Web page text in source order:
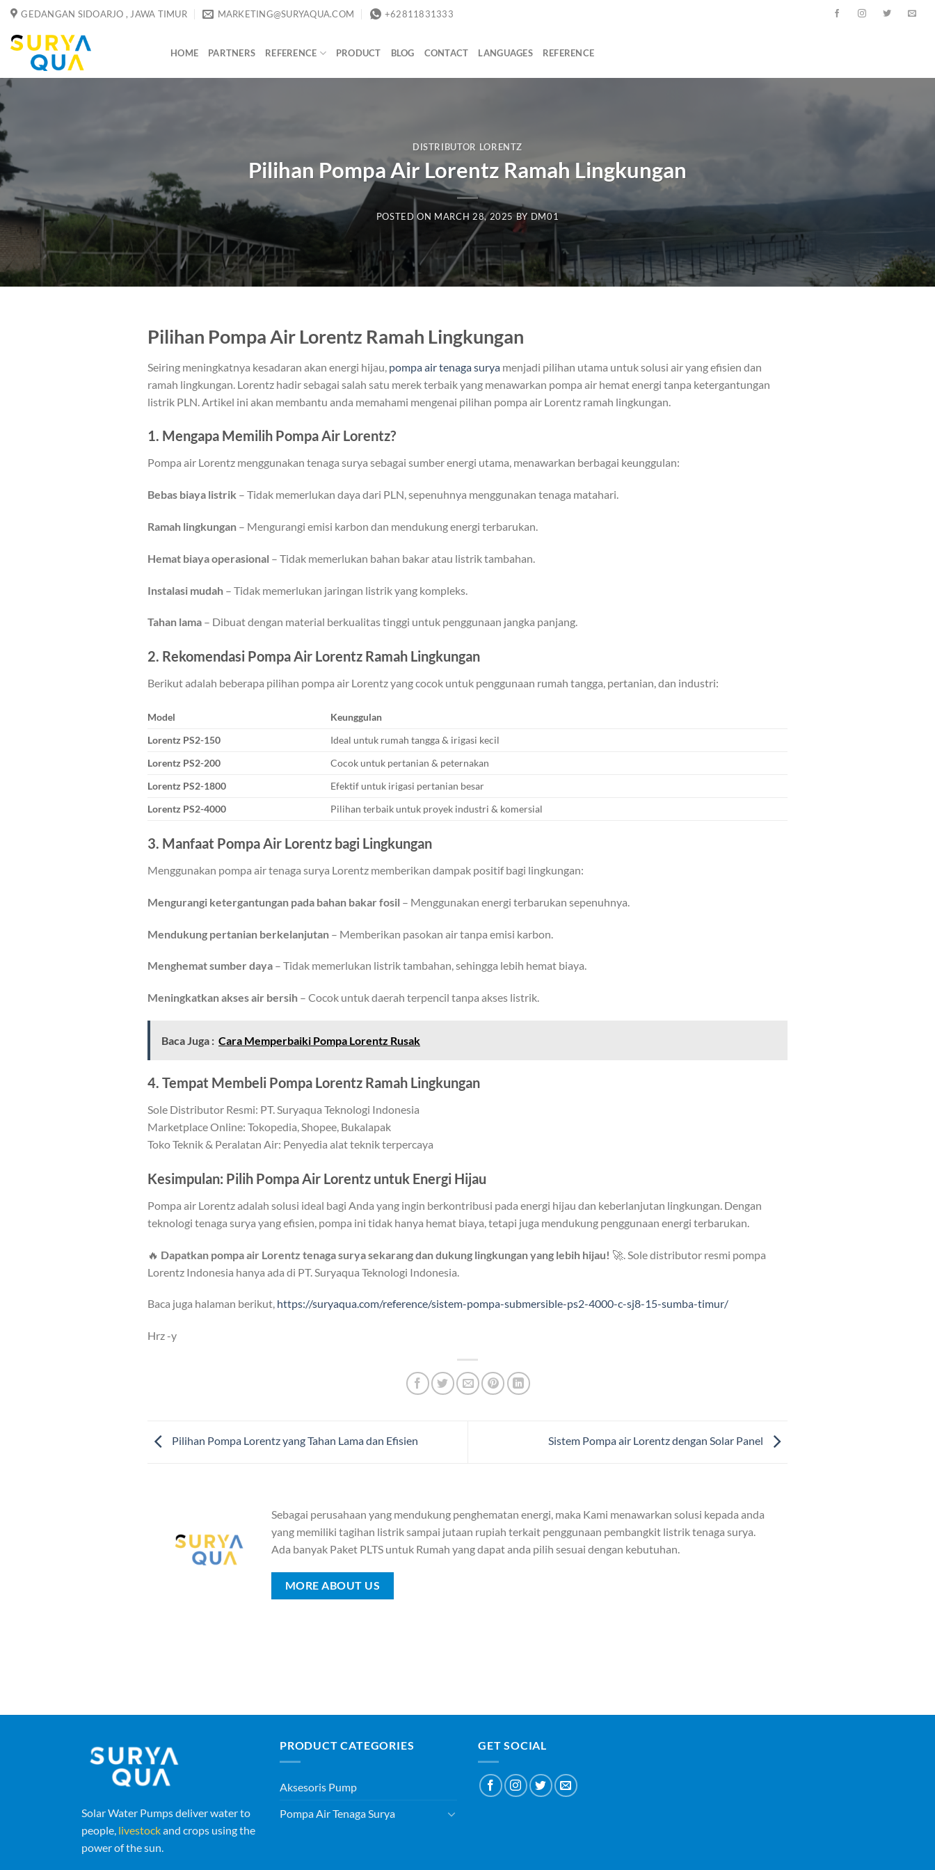
Skip
content
GEDANGAN SIDOARJO , JAWA TIMUR MARKETING@SURYAQUA.COM +62811831333
HOME PARTNERS REFERENCE PRODUCT BLOG CONTACT LANGUAGES REFERENCE
DISTRIBUTOR LORENTZ
Pilihan Pompa Air Lorentz Ramah Lingkungan
POSTED ON MARCH 28, 2025 BY DM01
Pilihan Pompa Air Lorentz Ramah Lingkungan
Seiring meningkatnya kesadaran akan energi hijau, pompa air tenaga surya menjadi pilihan utama untuk solusi air yang efisien dan
ramah lingkungan. Lorentz hadir sebagai salah satu merek terbaik yang menawarkan pompa air hemat energi tanpa ketergantungan
listrik PLN. Artikel ini akan membantu anda memahami mengenai pilihan pompa air Lorentz ramah lingkungan.
1. Mengapa Memilih Pompa Air Lorentz?
Pompa air Lorentz menggunakan tenaga surya sebagai sumber energi utama, menawarkan berbagai keunggulan:
Bebas biaya listrik – Tidak memerlukan daya dari PLN, sepenuhnya menggunakan tenaga matahari.
Ramah lingkungan – Mengurangi emisi karbon dan mendukung energi terbarukan.
Hemat biaya operasional – Tidak memerlukan bahan bakar atau listrik tambahan.
Instalasi mudah – Tidak memerlukan jaringan listrik yang kompleks.
Tahan lama – Dibuat dengan material berkualitas tinggi untuk penggunaan jangka panjang.
2. Rekomendasi Pompa Air Lorentz Ramah Lingkungan
Berikut adalah beberapa pilihan pompa air Lorentz yang cocok untuk penggunaan rumah tangga, pertanian, dan industri:
Model
Keunggulan
Lorentz PS2-150
Ideal untuk rumah tangga & irigasi kecil
Lorentz PS2-200
Cocok untuk pertanian & peternakan
Lorentz PS2-1800
Efektif untuk irigasi pertanian besar
Lorentz PS2-4000
Pilihan terbaik untuk proyek industri & komersial
3. Manfaat Pompa Air Lorentz bagi Lingkungan
Menggunakan pompa air tenaga surya Lorentz memberikan dampak positif bagi lingkungan:
Mengurangi ketergantungan pada bahan bakar fosil – Menggunakan energi terbarukan sepenuhnya.
Mendukung pertanian berkelanjutan – Memberikan pasokan air tanpa emisi karbon.
Menghemat sumber daya – Tidak memerlukan listrik tambahan, sehingga lebih hemat biaya.
Meningkatkan akses air bersih – Cocok untuk daerah terpencil tanpa akses listrik.
Baca Juga : Cara Memperbaiki Pompa Lorentz Rusak
4. Tempat Membeli Pompa Lorentz Ramah Lingkungan
Sole Distributor Resmi: PT. Suryaqua Teknologi Indonesia
Marketplace Online: Tokopedia, Shopee, Bukalapak
Toko Teknik & Peralatan Air: Penyedia alat teknik terpercaya
Kesimpulan: Pilih Pompa Air Lorentz untuk Energi Hijau
Pompa air Lorentz adalah solusi ideal bagi Anda yang ingin berkontribusi pada energi hijau dan keberlanjutan lingkungan. Dengan
teknologi tenaga surya yang efisien, pompa ini tidak hanya hemat biaya, tetapi juga mendukung penggunaan energi terbarukan.
🔥 Dapatkan pompa air Lorentz tenaga surya sekarang dan dukung lingkungan yang lebih hijau! 🚀. Sole distributor resmi pompa
Lorentz Indonesia hanya ada di PT. Suryaqua Teknologi Indonesia.
Baca juga halaman berikut, https://suryaqua.com/reference/sistem-pompa-submersible-ps2-4000-c-sj8-15-sumba-timur/
Hrz -y
Pilihan Pompa Lorentz yang Tahan Lama dan Efisien Sistem Pompa air Lorentz dengan Solar Panel
Sebagai perusahaan yang mendukung penghematan energi, maka Kami menawarkan solusi kepada anda
yang memiliki tagihan listrik sampai jutaan rupiah terkait penggunaan pembangkit listrik tenaga surya.
Ada banyak Paket PLTS untuk Rumah yang dapat anda pilih sesuai dengan kebutuhan.
MORE ABOUT US
Solar Water Pumps deliver water to
people, livestockand crops using the
power of the sun.
PRODUCT CATEGORIES
Aksesoris Pump
Pompa Air Tenaga Surya
GET SOCIAL